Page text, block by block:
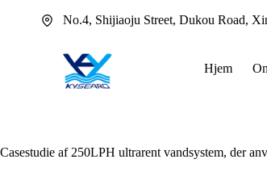
No.4, Shijiaoju Street, Dukou Road,
Hjem
Casestudie af 250LPH ultrarent vandsystem, der